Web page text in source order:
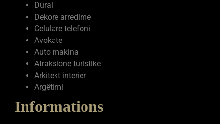
Dural
Dekore arredime
Celulare telefoni
Avokate
Auto makina
Atraksione turistike
Arkitekt interier
Argëtimi
Informations